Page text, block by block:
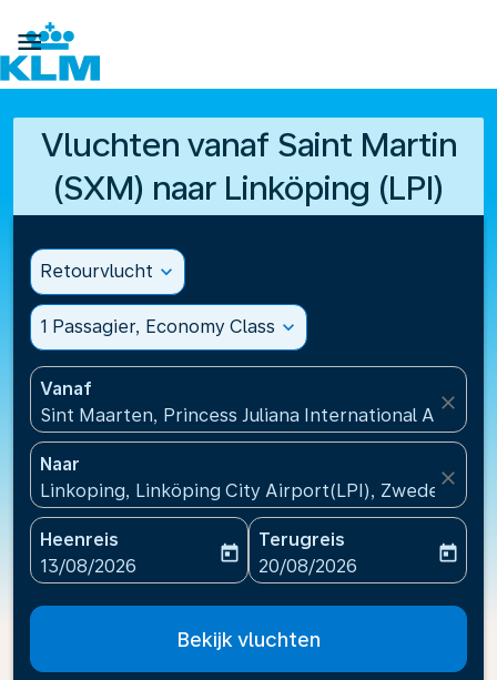

Vluchten vanaf Saint Martin
(SXM) naar Linköping (LPI)
Retourvlucht expand_more
1 Passagier, Economy Class expand_more
Vanaf
Sint Maarten, Princess Juliana International
close
Naar
Linkoping, Linköping City Airport(LPI), Zweden
close
Heenreis
fc-booking-departure-date-aria-label
13/08/2026
today
Terugreis
fc-booking-return-date-
20/08/2026
today
Bekijk vluchten